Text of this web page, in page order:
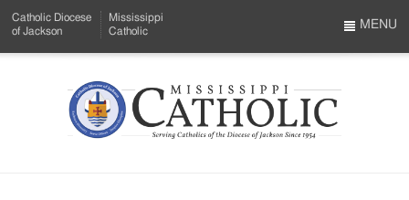
to
Menu
Content
Catholic Diocese
of Jackson
Mississippi
Catholic
Mississippi
MENU